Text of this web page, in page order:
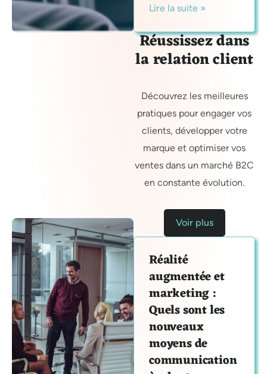
Lire la suite »
Réussissez dans
la relation client
Découvrez les meilleures
pratiques pour engager vos
clients, développer votre
marque et optimiser vos
ventes dans un marché B2C
en constante évolution.
Voir plus
Réalité
augmentée et
marketing :
Quels sont les
nouveaux
moyens de
communication